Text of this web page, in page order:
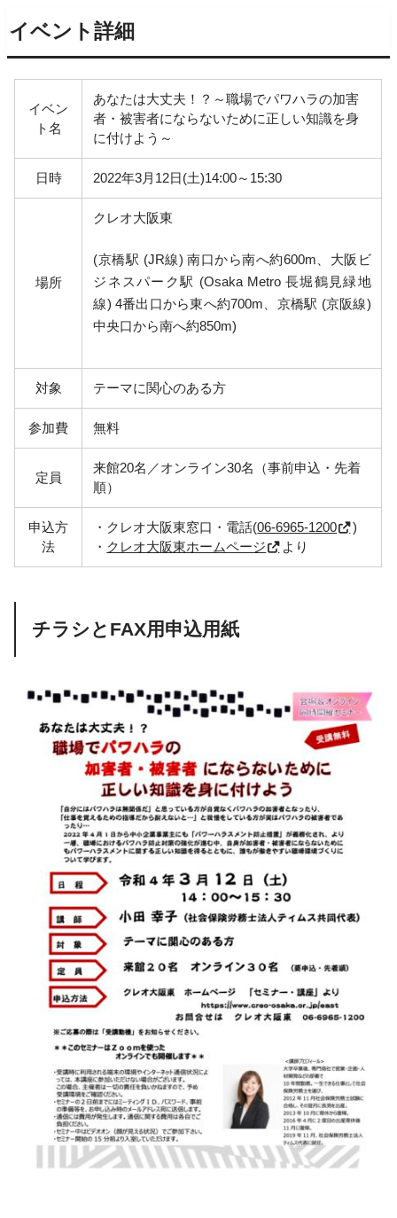
イベント詳細
イベン
ト名
あなたは大丈夫！？～職場でパワハラの加害
者・被害者にならないために正しい知識を身
に付けよう～
日時 2022年3月12日(土)14:00～15:30
場所
クレオ大阪東
(京橋駅 (JR線) 南口から南へ約600m、大阪ビ
ジネスパーク駅 (Osaka Metro 長堀鶴見緑地
線) 4番出口から東へ約700m、京橋駅 (京阪線)
中央口から南へ約850m)
対象 テーマに関心のある方
参加費 無料
定員
来館20名／オンライン30名（事前申込・先着
順）
申込方
法
・クレオ大阪東窓口・電話(06-6965-1200
)
・ クレオ大阪東ホームページ より
チラシとFAX用申込用紙